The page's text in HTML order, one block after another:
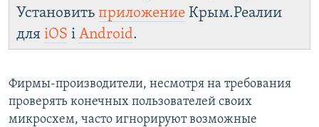
Установить приложение Крым.Реалии
для iOS і Android.
Фирмы-производители, несмотря на требования
проверять конечных пользователей своих
микросхем, часто игнорируют возможные